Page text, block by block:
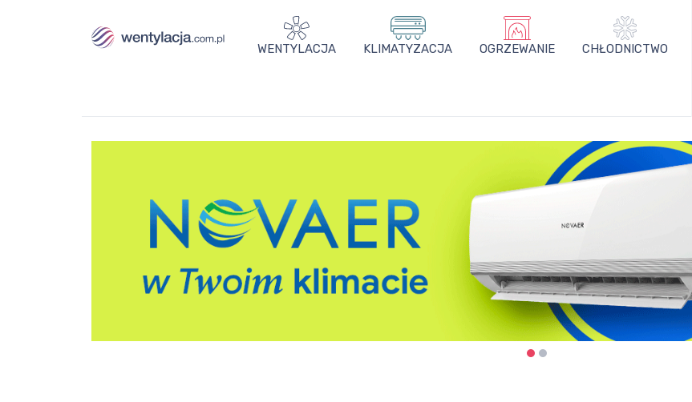
WENTYLACJA KLIMATYZACJA OGRZEWANIE CHŁODNICTWO